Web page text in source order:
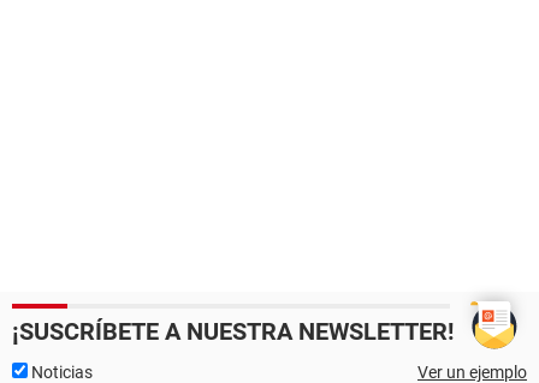
¡SUSCRÍBETE A NUESTRA NEWSLETTER!
Noticias Ver un ejemplo